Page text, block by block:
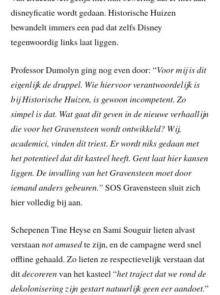
disneyficatie wordt gedaan. Historische Huizen
bewandelt immers een pad dat zelfs Disney
tegenwoordig links laat liggen.
Professor Dumolyn ging nog even door: “Voor mij is dit
eigenlijk de druppel. Wie hiervoor verantwoordelijk is
bij Historische Huizen, is gewoon incompetent. Zo
simpel is dat. Wat gaat dit geven in de nieuwe verhaallijn
die voor het Gravensteen wordt ontwikkeld? Wij,
academici, vinden dit triest. Er wordt niks gedaan met
het potentieel dat dit kasteel heeft. Gent laat hier kansen
liggen. De invulling van het Gravensteen moet door
iemand anders gebeuren.” SOS Gravensteen sluit zich
hier volledig bij aan.
Schepenen Tine Heyse en Sami Souguir lieten alvast
verstaannot amusedte zijn, en de campagne werd snel
offline gehaald. Zo lieten ze respectievelijk verstaan dat
ditdecorerenvan het kasteel “het traject dat we rond de
dekolonisering zijn gestart natuurlijk geen eer aandoet.”